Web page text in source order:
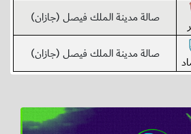
صالة مدينة الملك فيصل (جازان)
صالة مدينة الملك فيصل (جازان)